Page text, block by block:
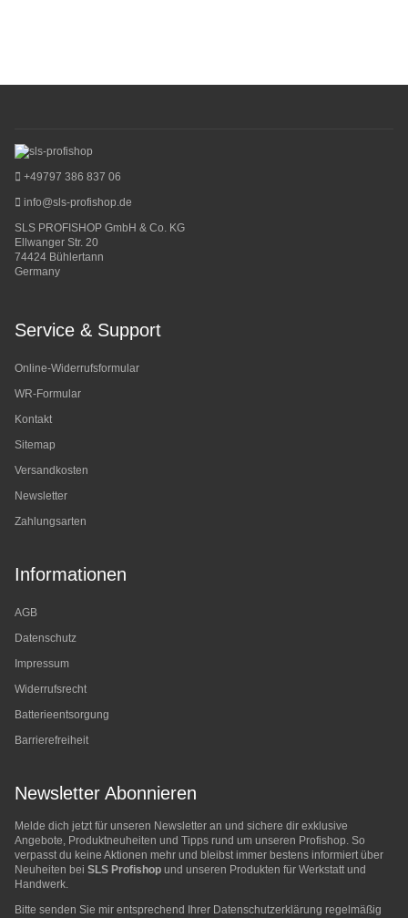
+49797 386 837 06
info@sls-profishop.de
SLS PROFISHOP GmbH & Co. KG
Ellwanger Str. 20
74424 Bühlertann
Germany
Service & Support
Online-Widerrufsformular
WR-Formular
Kontakt
Sitemap
Versandkosten
Newsletter
Zahlungsarten
Informationen
AGB
Datenschutz
Impressum
Widerrufsrecht
Batterieentsorgung
Barrierefreiheit
Newsletter Abonnieren
Melde dich jetzt für unseren Newsletter an und sichere dir exklusive
Angebote, Produktneuheiten und Tipps rund um unseren Profishop. So
verpasst du keine Aktionen mehr und bleibst immer bestens informiert über
Neuheiten bei SLS Profishop und unseren Produkten für Werkstatt und
Handwerk.
Bitte senden Sie mir entsprechend Ihrer Datenschutzerklärung regelmäßig